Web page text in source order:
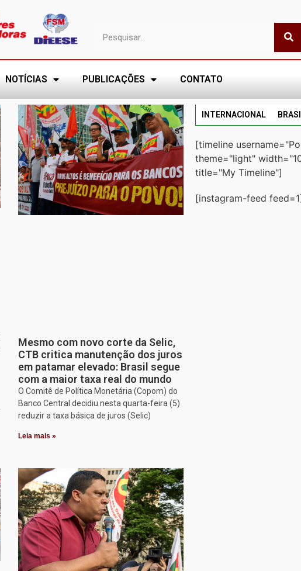
NOTÍCIAS PUBLICAÇÕES CONTATO
Mesmo com novo corte da Selic,
CTB critica manutenção dos juros
em patamar elevado: Brasil segue
com a maior taxa real do mundo
O Comitê de Política Monetária (Copom) do
Banco Central decidiu nesta quarta-feira (5)
reduzir a taxa básica de juros (Selic)
Leia mais »
INTERNACIONAL
[timeline
theme="light"
title="My Timeline"]
[instagram-feed feed=1]